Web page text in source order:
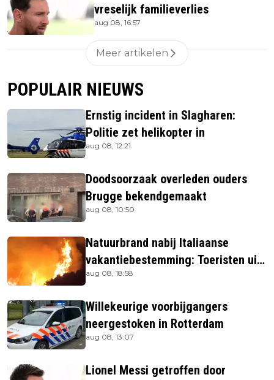
vreselijk familieverlies
aug 08, 16:57
Meer artikelen
POPULAIR NIEUWS
Ernstig incident in Slagharen:
Politie zet helikopter in
aug 08, 12:21
Doodsoorzaak overleden ouders
Brugge bekendgemaakt
aug 08, 10:50
Natuurbrand nabij Italiaanse
vakantiebestemming: Toeristen uit
verblijven gehaald
aug 08, 18:58
Willekeurige voorbijgangers
neergestoken in Rotterdam
aug 08, 13:07
Lionel Messi getroffen door